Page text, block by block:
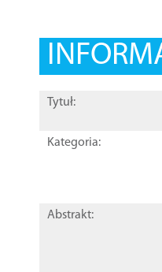
Tytuł:
Kategoria:
Abstrakt: